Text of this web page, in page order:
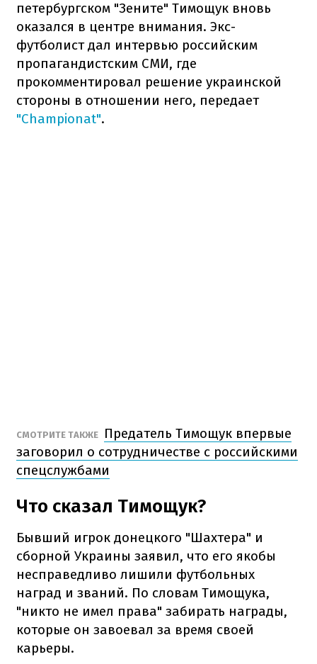
петербургском "Зените" Тимощук вновь
оказался в центре внимания. Экс-
футболист дал интервью российским
пропагандистским СМИ, где
прокомментировал решение украинской
стороны в отношении него, передает
"Championat".
СМОТРИТЕ ТАКЖЕ
Предатель Тимощук впервые
заговорил о сотрудничестве с российскими
спецслужбами
Что сказал Тимощук?
Бывший игрок донецкого "Шахтера" и
сборной Украины заявил, что его якобы
несправедливо лишили футбольных
наград и званий. По словам Тимощука,
"никто не имел права" забирать награды,
которые он завоевал за время своей
карьеры.